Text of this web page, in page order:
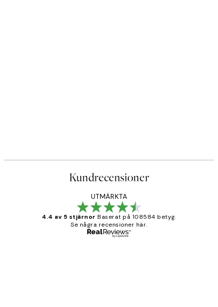
Kundrecensioner
UTMÄRKTA
4.4 av 5 stjärnor Baserat på 108584 betyg.
Se några recensioner här.